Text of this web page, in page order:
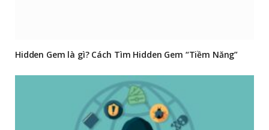
Hidden Gem là gì? Cách Tìm Hidden Gem “Tiềm Năng”